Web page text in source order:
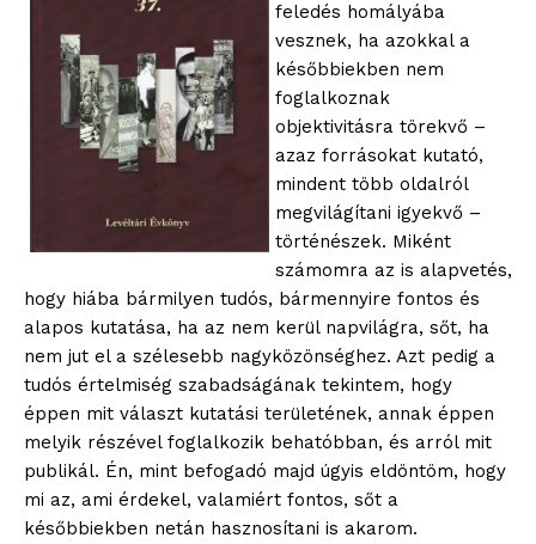
feledés homályába
vesznek, ha azokkal a
későbbiekben nem
foglalkoznak
objektivitásra törekvő –
azaz forrásokat kutató,
mindent több oldalról
megvilágítani igyekvő –
történészek. Miként
számomra az is alapvetés,
hogy hiába bármilyen tudós, bármennyire fontos és
alapos kutatása, ha az nem kerül napvilágra, sőt, ha
nem jut el a szélesebb nagyközönséghez. Azt pedig a
tudós értelmiség szabadságának tekintem, hogy
éppen mit választ kutatási területének, annak éppen
melyik részével foglalkozik behatóbban, és arról mit
publikál. Én, mint befogadó majd úgyis eldöntöm, hogy
mi az, ami érdekel, valamiért fontos, sőt a
későbbiekben netán hasznosítani is akarom.